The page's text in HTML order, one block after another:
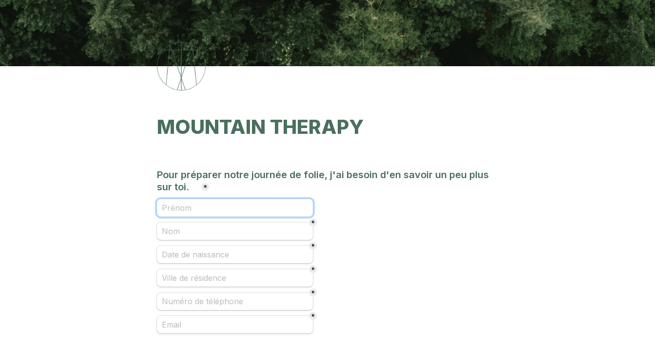
MOUNTAIN THERAPY
Pour préparer notre journée de folie, j'ai besoin d'en savoir un peu plus
sur toi.
*
*
*
*
*
*